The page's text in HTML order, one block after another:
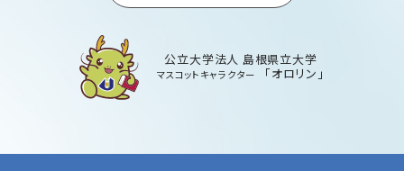
公立大学法人 島根県立大学
マスコットキャラクター 「オロリン」